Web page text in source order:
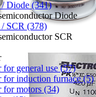
Diode (341)
Diode
SCR (378)
SCR
for general use (57)
for induction furnace (5)
for motors (34)